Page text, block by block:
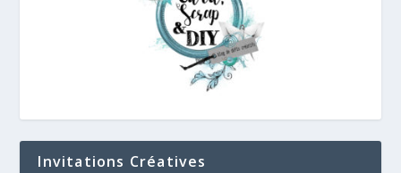
Invitations Créatives